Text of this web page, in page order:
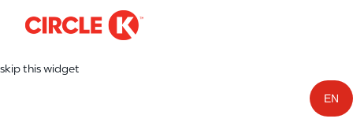
skip this widget
EN